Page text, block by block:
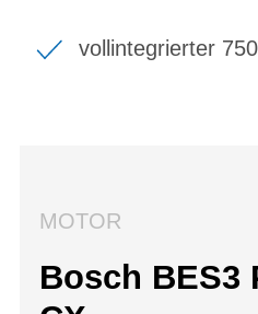
vollintegrierter
MOTOR
Bosch BES3